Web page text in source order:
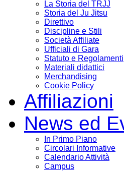
La Storia del TRJJ
Storia del Ju Jitsu
Direttivo
Discipline e Stili
Società Affiliate
Ufficiali di Gara
Statuto e Regolamenti
Materiali didattici
Merchandising
Cookie Policy
Affiliazioni
News ed
In Primo Piano
Circolari Informative
Calendario Attività
Campus